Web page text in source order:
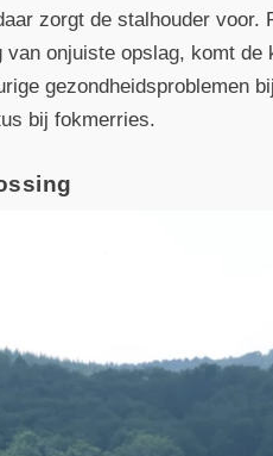
zorgt de stalhouder voor.
onjuiste opslag, komt
gezondheidsproblemen
bij fokmerries.